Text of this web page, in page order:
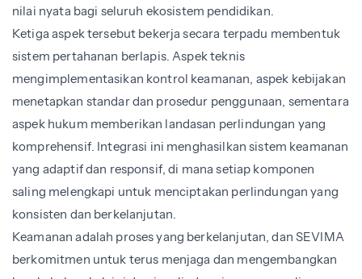
nilai nyata bagi seluruh ekosistem pendidikan.
Ketiga aspek tersebut bekerja secara terpadu membentuk
sistem pertahanan berlapis. Aspek teknis
mengimplementasikan kontrol keamanan, aspek kebijakan
menetapkan standar dan prosedur penggunaan, sementara
aspek hukum memberikan landasan perlindungan yang
komprehensif. Integrasi ini menghasilkan sistem keamanan
yang adaptif dan responsif, di mana setiap komponen
saling melengkapi untuk menciptakan perlindungan yang
konsisten dan berkelanjutan.
Keamanan adalah proses yang berkelanjutan, dan SEVIMA
berkomitmen untuk terus menjaga dan mengembangkan